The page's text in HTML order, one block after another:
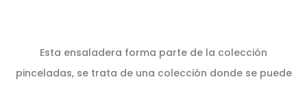
Esta ensaladera forma parte de la colección
pinceladas, se trata de una colección donde se puede